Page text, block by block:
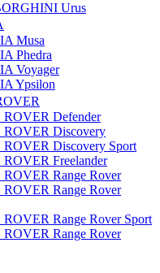
Urus
Musa
Phedra
Voyager
Ypsilon
ROVER Defender
ROVER Discovery
Discovery Sport
Freelander
Range Rover
Range Rover
Range Rover Sport
Range Rover